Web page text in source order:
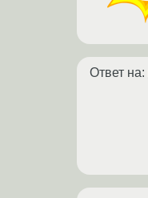
Ответ на: